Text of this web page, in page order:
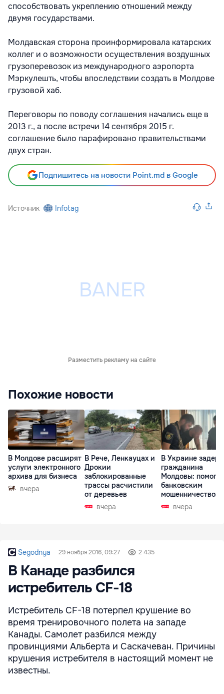
способствовать укреплению отношений между
двумя государствами.
Молдавская сторона проинформировала катарских
коллег и о возможности осуществления воздушных
грузоперевозок из международного аэропорта
Мэркулешть, чтобы впоследствии создать в Молдове
грузовой хаб.
Переговоры по поводу соглашения начались еще в
2013 г., а после встречи 14 сентября 2015 г.
соглашение было парафировано правительствами
двух стран.
Подпишитесь на новости Point.md в Google
Источник Infotag
Разместить рекламу на сайте
Похожие новости
В Молдове расширят
услуги электронного
архива для бизнеса
вчера
В Рече, Ленкауцах и
Дрокии
заблокированные
трассы расчистили
от деревьев
вчера
В Украине
гражданина
Молдовы:
банковским
мошенничеством
Чехиивчера
Segodnya 29 ноября 2016, 09:27 2 435
В Канаде разбился
истребитель CF-18
Истребитель CF-18 потерпел крушение во
время тренировочного полета на западе
Канады. Самолет разбился между
провинциями Альберта и Саскачеван. Причины
крушения истребителя в настоящий момент не
известны.